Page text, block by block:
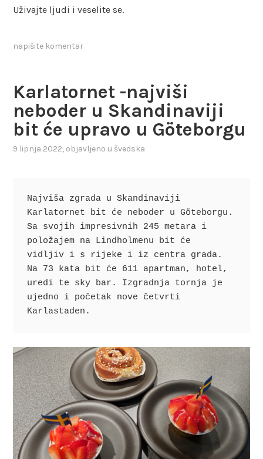
Uživajte ljudi i veselite se.
napišite komentar
Karlatornet -najviši
neboder u Skandinaviji
bit će upravo u Göteborgu
9 lipnja 2022, objavljeno u švedska
Najviša zgrada u Skandinaviji
Karlatornet bit će neboder u Göteborgu.
Sa svojih impresivnih 245 metara i
položajem na Lindholmenu bit će
vidljiv i s rijeke i iz centra grada.
Na 73 kata bit će 611 apartman, hotel,
uredi te sky bar. Izgradnja tornja je
ujedno i početak nove četvrti
Karlastaden.